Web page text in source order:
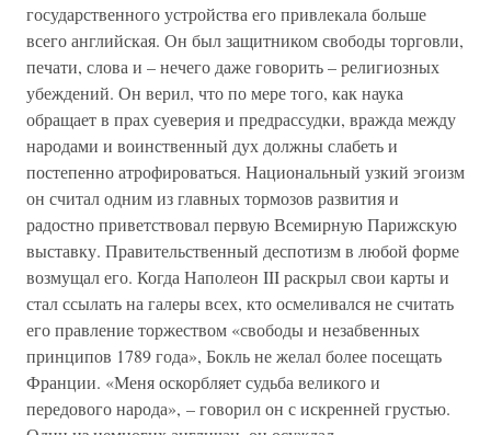
государственного устройства его привлекала больше
всего английская. Он был защитником свободы торговли,
печати, слова и – нечего даже говорить – религиозных
убеждений. Он верил, что по мере того, как наука
обращает в прах суеверия и предрассудки, вражда между
народами и воинственный дух должны слабеть и
постепенно атрофироваться. Национальный узкий эгоизм
он считал одним из главных тормозов развития и
радостно приветствовал первую Всемирную Парижскую
выставку. Правительственный деспотизм в любой форме
возмущал его. Когда Наполеон III раскрыл свои карты и
стал ссылать на галеры всех, кто осмеливался не считать
его правление торжеством «свободы и незабвенных
принципов 1789 года», Бокль не желал более посещать
Франции. «Меня оскорбляет судьба великого и
передового народа», – говорил он с искренней грустью.